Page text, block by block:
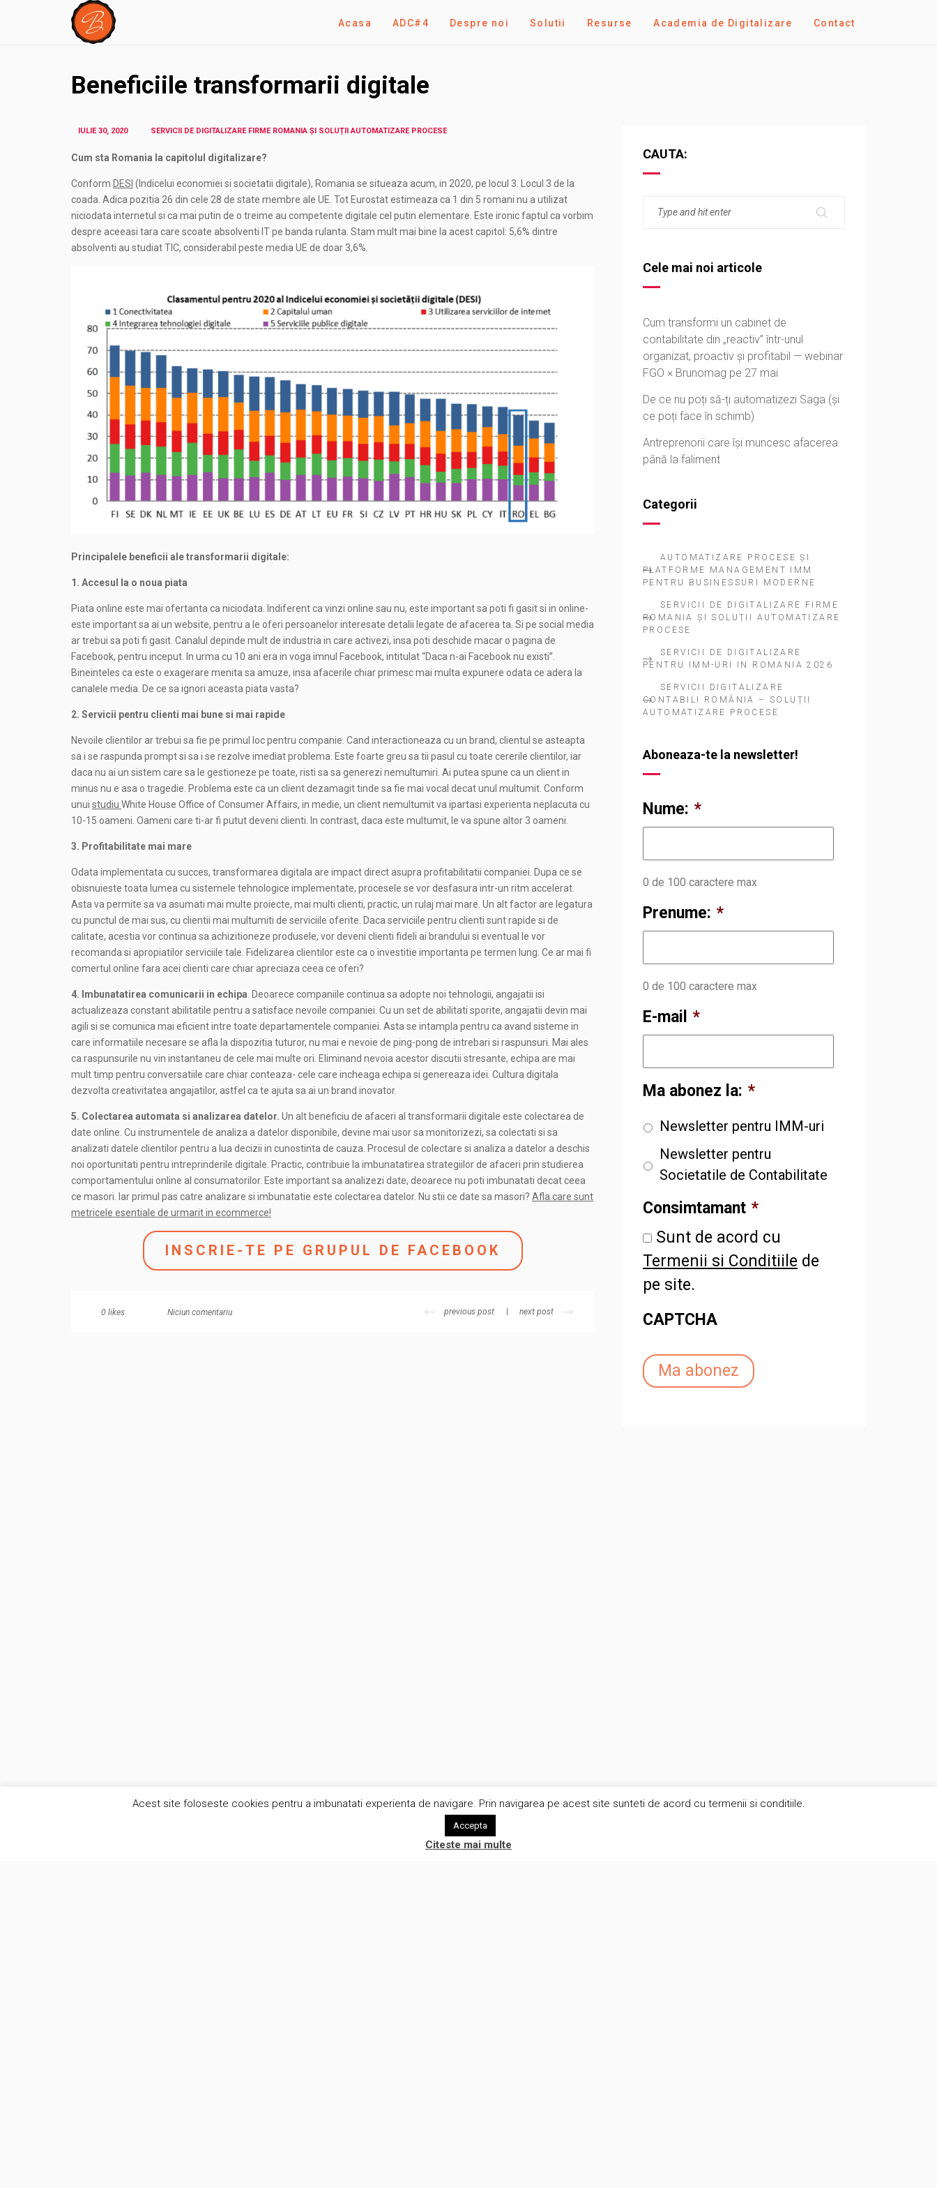
Acasa ADC#4 Despre noi Solutii Resurse Academia de Digitalizare Contact
Beneficiile transformarii digitale
IULIE 30, 2020 SERVICII DE DIGITALIZARE FIRME ROMANIA ȘI SOLUȚII AUTOMATIZARE PROCESE
Cum sta Romania la capitolul digitalizare?
Conform DESI (Indicelui economiei si societatii digitale), Romania se situeaza acum, in 2020, pe locul 3. Locul 3 de la
coada. Adica pozitia 26 din cele 28 de state membre ale UE. Tot Eurostat estimeaza ca 1 din 5 romani nu a utilizat
niciodata internetul si ca mai putin de o treime au competente digitale cel putin elementare. Este ironic faptul ca vorbim
despre aceeasi tara care scoate absolventi IT pe banda rulanta. Stam mult mai bine la acest capitol: 5,6% dintre
absolventi au studiat TIC, considerabil peste media UE de doar 3,6%.
Principalele beneficii ale transformarii digitale:
1. Accesul la o noua piata
Piata online este mai ofertanta ca niciodata. Indiferent ca vinzi online sau nu, este important sa poti fi gasit si in online-
este important sa ai un website, pentru a le oferi persoanelor interesate detalii legate de afacerea ta. Si pe social media
ar trebui sa poti fi gasit. Canalul depinde mult de industria in care activezi, insa poti deschide macar o pagina de
Facebook, pentru inceput. In urma cu 10 ani era in voga imnul Facebook, intitulat “Daca n-ai Facebook nu existi”.
Bineinteles ca este o exagerare menita sa amuze, insa afacerile chiar primesc mai multa expunere odata ce adera la
canalele media. De ce sa ignori aceasta piata vasta?
2. Servicii pentru clienti mai bune si mai rapide
Nevoile clientilor ar trebui sa fie pe primul loc pentru companie. Cand interactioneaza cu un brand, clientul se asteapta
sa i se raspunda prompt si sa i se rezolve imediat problema. Este foarte greu sa tii pasul cu toate cererile clientilor, iar
daca nu ai un sistem care sa le gestioneze pe toate, risti sa sa generezi nemultumiri. Ai putea spune ca un client in
minus nu e asa o tragedie. Problema este ca un client dezamagit tinde sa fie mai vocal decat unul multumit. Conform
unui studiu White House Office of Consumer Affairs, in medie, un client nemultumit va ipartasi experienta neplacuta cu
10-15 oameni. Oameni care ti-ar fi putut deveni clienti. In contrast, daca este multumit, le va spune altor 3 oameni.
3. Profitabilitate mai mare
Odata implementata cu succes, transformarea digitala are impact direct asupra profitabilitatii companiei. Dupa ce se
obisnuieste toata lumea cu sistemele tehnologice implementate, procesele se vor desfasura intr-un ritm accelerat.
Asta va permite sa va asumati mai multe proiecte, mai multi clienti, practic, un rulaj mai mare. Un alt factor are legatura
cu punctul de mai sus, cu clientii mai multumiti de serviciile oferite. Daca serviciile pentru clienti sunt rapide si de
calitate, acestia vor continua sa achizitioneze produsele, vor deveni clienti fideli ai brandului si eventual le vor
recomanda si apropiatilor serviciile tale. Fidelizarea clientilor este ca o investitie importanta pe termen lung. Ce ar mai fi
comertul online fara acei clienti care chiar apreciaza ceea ce oferi?
4. Imbunatatirea comunicarii in echipa. Deoarece companiile continua sa adopte noi tehnologii, angajatii isi
actualizeaza constant abilitatile pentru a satisface nevoile companiei. Cu un set de abilitati sporite, angajatii devin mai
agili si se comunica mai eficient intre toate departamentele companiei. Asta se intampla pentru ca avand sisteme in
care informatiile necesare se afla la dispozitia tuturor, nu mai e nevoie de ping-pong de intrebari si raspunsuri. Mai ales
ca raspunsurile nu vin instantaneu de cele mai multe ori. Eliminand nevoia acestor discutii stresante, echipa are mai
mult timp pentru conversatiile care chiar conteaza- cele care incheaga echipa si genereaza idei. Cultura digitala
dezvolta creativitatea angajatilor, astfel ca te ajuta sa ai un brand inovator.
5. Colectarea automata si analizarea datelor. Un alt beneficiu de afaceri al transformarii digitale este colectarea de
date online. Cu instrumentele de analiza a datelor disponibile, devine mai usor sa monitorizezi, sa colectati si sa
analizati datele clientilor pentru a lua decizii in cunostinta de cauza. Procesul de colectare si analiza a datelor a deschis
noi oportunitati pentru intreprinderile digitale. Practic, contribuie la imbunatatirea strategiilor de afaceri prin studierea
comportamentului online al consumatorilor. Este important sa analizezi date, deoarece nu poti imbunatati decat ceea
ce masori. Iar primul pas catre analizare si imbunatatie este colectarea datelor. Nu stii ce date sa masori? Afla care sunt
metricele esentiale de urmarit in ecommerce!
INSCRIE-TE PE GRUPUL DE FACEBOOK
0 likes Niciun comentariu previous post next post
CAUTA:
Cele mai noi articole
Cum transformi un cabinet de
contabilitate din „reactiv” într-unul
organizat, proactiv și profitabil — webinar
FGO × Brunomag pe 27 mai
De ce nu poți să-ți automatizezi Saga (și
ce poți face în schimb)
Antreprenorii care își muncesc afacerea
până la faliment
Categorii
AUTOMATIZARE PROCESE ȘI
PLATFORME MANAGEMENT IMM
PENTRU BUSINESSURI MODERNE
SERVICII DE DIGITALIZARE FIRME
ROMANIA ȘI SOLUȚII AUTOMATIZARE
PROCESE
SERVICII DE DIGITALIZARE
PENTRU IMM-URI IN ROMANIA 2026
SERVICII DIGITALIZARE
CONTABILI ROMÂNIA – SOLUȚII
AUTOMATIZARE PROCESE
Aboneaza-te la newsletter!
Nume: *
0 de 100 caractere max
Prenume: *
0 de 100 caractere max
E-mail *
Ma abonez la: *
Newsletter pentru IMM-uri
Newsletter pentru
Societatile de Contabilitate
Consimtamant *
Sunt de acord cu
Termenii si Conditiile de
pe site.
CAPTCHA
Acest site foloseste cookies pentru a imbunatati experienta de navigare. Prin navigarea pe acest site sunteti de acord cu termenii si conditiile.
Accepta
Citeste mai multe